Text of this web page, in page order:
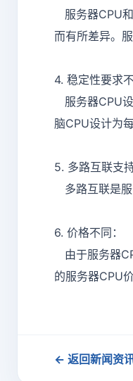
服务器CPU
而有所差异。
4. 稳定性要求不
服务器CPU
脑CPU设计为
5. 多路互联支
多路互联是服
6. 价格不同：
由于服务器
的服务器CPU
← 返回新闻资